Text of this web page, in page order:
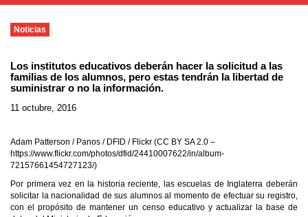
Noticias
Los institutos educativos deberán hacer la solicitud a las
familias de los alumnos, pero estas tendrán la libertad de
suministrar o no la información.
11 octubre, 2016
Adam Patterson / Panos / DFID / Flickr (CC BY SA 2.0 –
https://www.flickr.com/photos/dfid/24410007622/in/album-
72157661454727123/)
Por primera vez en la historia reciente, las escuelas de Inglaterra deberán
solicitar la nacionalidad de sus alumnos al momento de efectuar su registro,
con el propósito de mantener un censo educativo y actualizar la base de